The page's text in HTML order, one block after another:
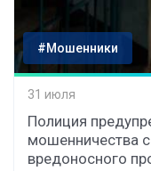
#Мошенники
31 июля
Полиция
мошенничества
вредоносного